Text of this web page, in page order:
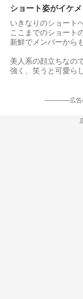
ショート姿がイケ
いきなりのショート
ここまでのショート
新鮮でメンバーから
美人系の顔立ちなの
強く、笑うと可愛ら
-----------------広